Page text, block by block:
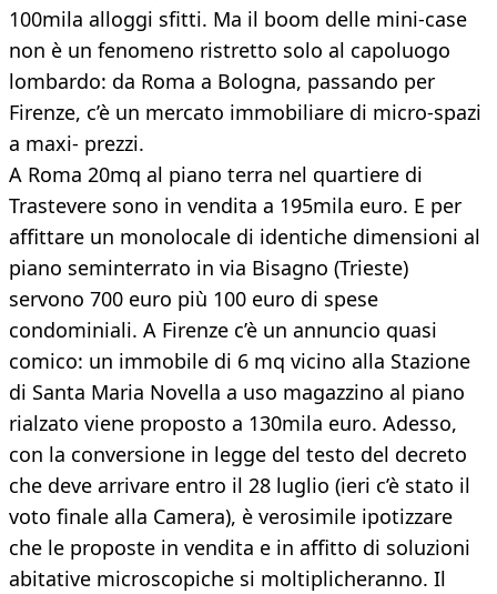
100mila alloggi sfitti. Ma il boom delle mini-case
non è un fenomeno ristretto solo al capoluogo
lombardo: da Roma a Bologna, passando per
Firenze, c’è un mercato immobiliare di micro-spazi
a maxi- prezzi.
A Roma 20mq al piano terra nel quartiere di
Trastevere sono in vendita a 195mila euro. E per
affittare un monolocale di identiche dimensioni al
piano seminterrato in via Bisagno (Trieste)
servono 700 euro più 100 euro di spese
condominiali. A Firenze c’è un annuncio quasi
comico: un immobile di 6 mq vicino alla Stazione
di Santa Maria Novella a uso magazzino al piano
rialzato viene proposto a 130mila euro. Adesso,
con la conversione in legge del testo del decreto
che deve arrivare entro il 28 luglio (ieri c’è stato il
voto finale alla Camera), è verosimile ipotizzare
che le proposte in vendita e in affitto di soluzioni
abitative microscopiche si moltiplicheranno. Il